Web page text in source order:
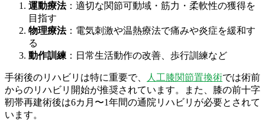
運動療法：適切な関節可動域・筋力・柔軟性の獲得を
目指す
物理療法：電気刺激や温熱療法で痛みや炎症を緩和す
る
動作訓練 ：日常生活動作の改善、歩行訓練など
手術後のリハビリは特に重要で、 人工膝関節置換術では術前
からのリハビリ開始が推奨されています。また、膝の前十字
靭帯再建術後は6カ月〜1年間の通院リハビリが必要とされて
います。